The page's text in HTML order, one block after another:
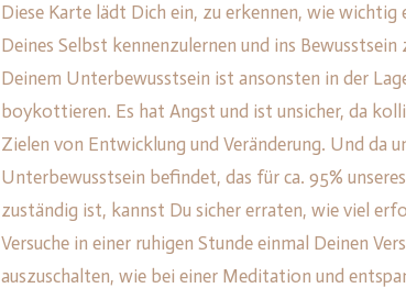
Diese Karte lädt Dich ein, zu erkennen, wie wichtig
Deines Selbst kennenzulernen und ins
Deinem Unterbewusstsein ist ansonsten in der
boykottieren. Es hat Angst und ist unsicher, da
Zielen von Entwicklung und Veränderung. Und da
Unterbewusstsein befindet, das für ca. 95%
zuständig ist, kannst Du sicher erraten, wie viel
Versuche in einer ruhigen Stunde einmal Deinen
auszuschalten, wie bei einer Meditation und